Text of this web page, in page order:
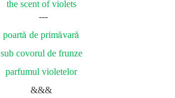
the scent of violets
---
poartă de primăvară
sub covorul de frunze
parfumul violetelor
&&&